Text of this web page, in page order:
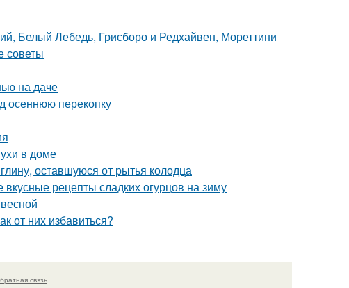
Белый Лебедь, Грисборо и Редхайвен, Мореттини
советы
на даче
осеннюю перекопку
в доме
оставшуюся от рытья колодца
рецепты сладких огурцов на зиму
от них избавиться?
связь